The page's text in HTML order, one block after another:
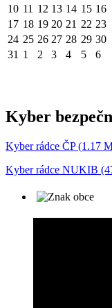
10 11 12 13 14 15 16
17 18 19 20 21 22 23
24 25 26 27 28 29 30
31 1 2 3 4 5 6
Kyber
Kyber rádce ČP (1.17
Kyber rádce NUKIB